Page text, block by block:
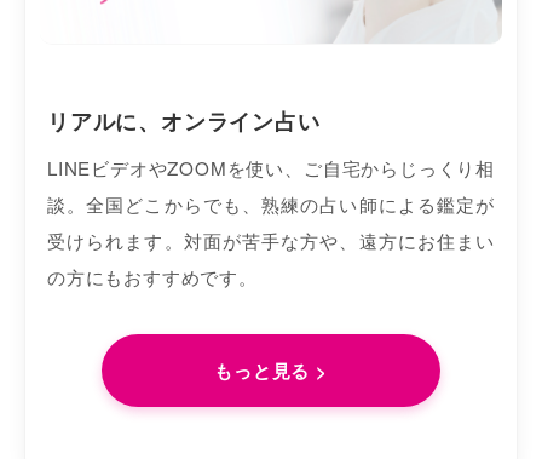
リアルに、オンライン占い
LINEビデオやZOOMを使い、ご自宅からじっくり相
談。全国どこからでも、熟練の占い師による鑑定が
受けられます。対面が苦手な方や、遠方にお住まい
の方にもおすすめです。
もっと見る >